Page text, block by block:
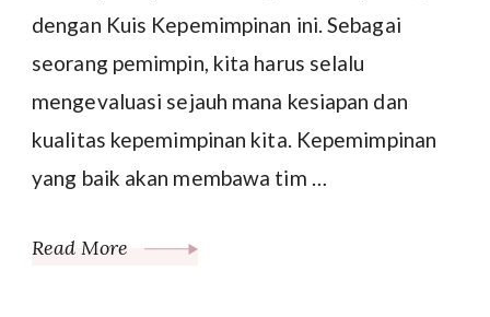
dengan Kuis Kepemimpinan ini. Sebagai
seorang pemimpin, kita harus selalu
mengevaluasi sejauh mana kesiapan dan
kualitas kepemimpinan kita. Kepemimpinan
yang baik akan membawa tim …
Read More